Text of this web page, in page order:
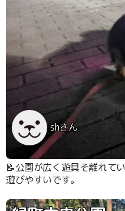
shさん
📝公園が広く遊具そ離れて
遊びやすいです。